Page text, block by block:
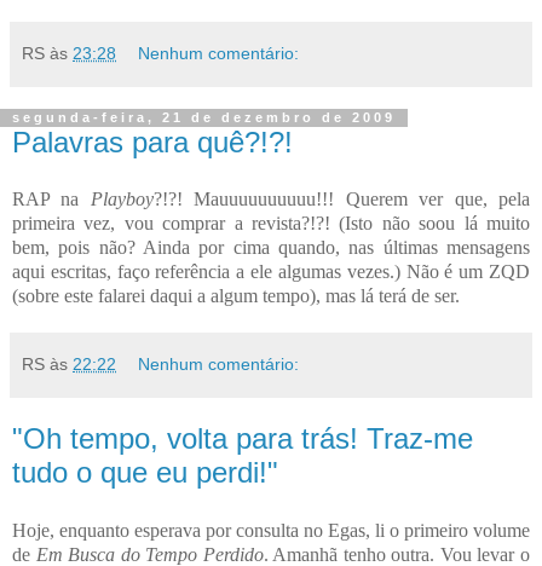
RS às 23:28 Nenhum comentário:
segunda-feira, 21 de dezembro de 2009
Palavras para quê?!?!
RAP na Playboy?!?! Mauuuuuuuuuu!!! Querem ver que, pela
primeira vez, vou comprar a revista?!?! (Isto não soou lá muito
bem, pois não? Ainda por cima quando, nas últimas mensagens
aqui escritas, faço referência a ele algumas vezes.) Não é um ZQD
(sobre este falarei daqui a algum tempo), mas lá terá de ser.
RS às 22:22 Nenhum comentário:
"Oh tempo, volta para trás! Traz-me
tudo o que eu perdi!"
Hoje, enquanto esperava por consulta no Egas, li o primeiro volume
de Em Busca do Tempo Perdido. Amanhã tenho outra. Vou levar o